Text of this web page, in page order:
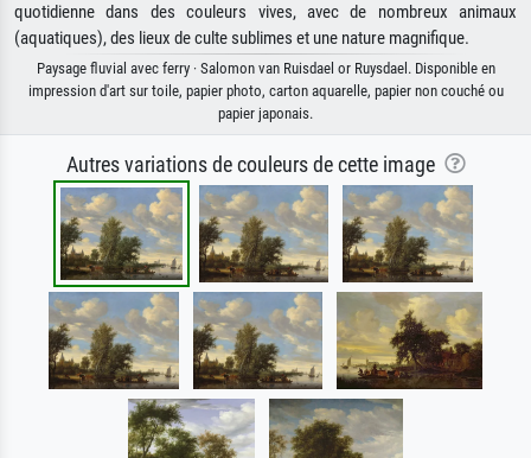
quotidienne dans des couleurs vives, avec de nombreux animaux
(aquatiques), des lieux de culte sublimes et une nature magnifique.
Paysage fluvial avec ferry · Salomon van Ruisdael or Ruysdael. Disponible en
impression d'art sur toile, papier photo, carton aquarelle, papier non couché ou
papier japonais.
Autres variations de couleurs de cette image